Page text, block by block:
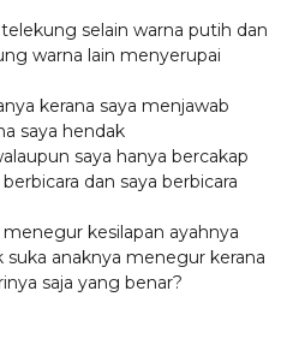
selain warna putih dan
warna lain menyerupai
kerana saya menjawab
saya hendak
saya hanya bercakap
dan saya berbicara
kesilapan ayahnya
anaknya menegur kerana
saja yang benar?